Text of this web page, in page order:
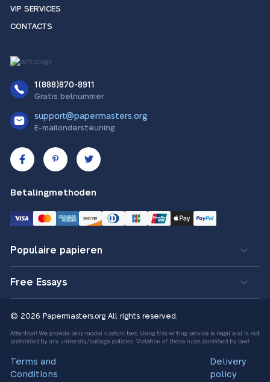
VIP SERVICES
CONTACTS
1(888)870-8911
Gratis belnummer
support@papermasters.org
E-mailondersteuning
Betalingmethoden
Populaire papieren
Free Essays
© 2026 Papermasters.org All rights reserved.
Terms and
Conditions
Delivery
policy